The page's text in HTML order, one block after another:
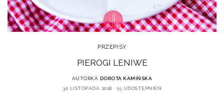
PRZEPISY
PIEROGI LENIWE
AUTORKA DOROTA KAMIŃSKA
30 LISTOPADA 2018
15 UDOSTĘPNIEŃ